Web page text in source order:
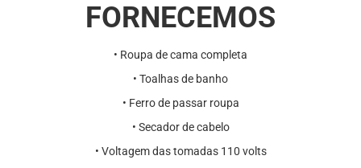
FORNECEMOS
•⁠ Roupa de cama completa
•⁠ Toalhas de banho
•⁠ Ferro de passar roupa
•⁠ Secador de cabelo
•⁠ Voltagem das tomadas 110 volts